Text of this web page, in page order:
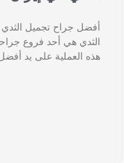
أفضل جراح تجميل
الثدي هي أحد فروع
هذه العملية على يد